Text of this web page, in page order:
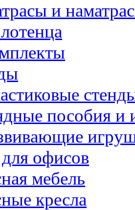
и
пособия и
офисов
мебель
кресла